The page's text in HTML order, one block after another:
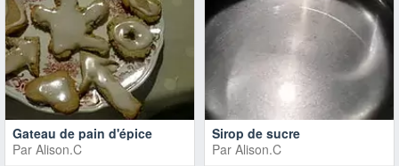
Gateau de pain d'épice
Par Alison.C
Sirop de sucre
Par Alison.C